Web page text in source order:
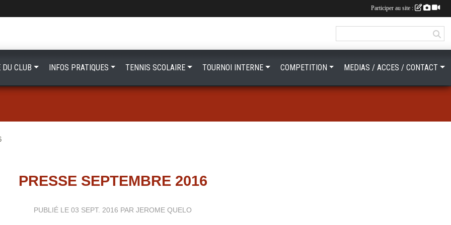
PRESSE SEPTEMBRE 2016
PUBLIÉ LE 03 SEPT. 2016 PAR JEROME QUELO
DU CLUB INFOS PRATIQUES TENNIS SCOLAIRE TOURNOI INTERNE COMPETITION MEDIAS / ACCES / CONTACT
Participer au site :